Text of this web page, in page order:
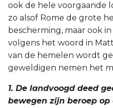
ook de hele voorgaande
zo alsof Rome de grote
bescherming, maar ook
volgens het woord in
van de hemelen wordt
geweldigen nemen het
1. De landvoogd deed
bewegen zijn beroep